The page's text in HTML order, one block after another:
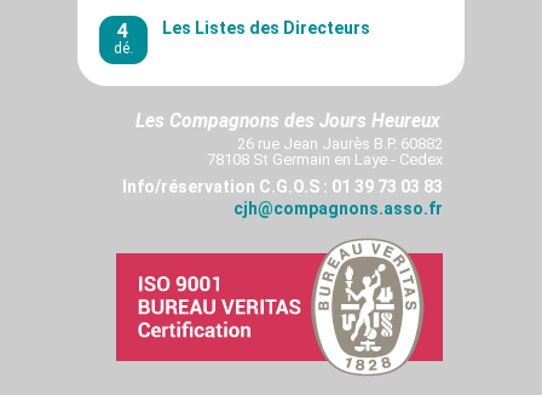
4
dé.
Les Listes des Directeurs
Les Compagnons des Jours Heureux
26 rue Jean Jaurès B.P. 60882
78108 St Germain en Laye - Cedex
Info/réservation C.G.O.S : 01 39 73 03 83
cjh@compagnons.asso.fr